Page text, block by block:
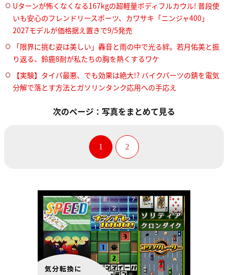
Uターンが怖くなくなる167kgの超軽量ボディフルカウル! 普段使
いも安心のフレンドリースポーツ、カワサキ「ニンジャ400」
2027モデルが価格据え置きで9/5発売
「限界に挑む姿は美しい」轟音と雨の中で光る絆。若月佑美と振
り返る、鈴鹿8耐が私たちの胸を熱くするワケ
【実験】タイパ最悪、でも効果は絶大!? バイクパーツの錆を電気
分解で落とす方法とガソリンタンク応用への手応え
次のページ：写真をまとめて見る
1 2